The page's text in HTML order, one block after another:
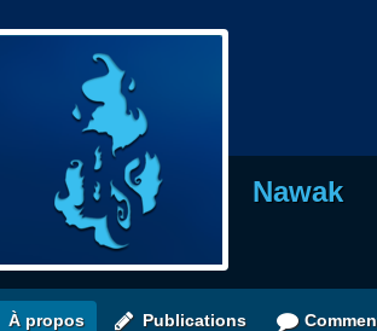
Nawak
À propos Publications